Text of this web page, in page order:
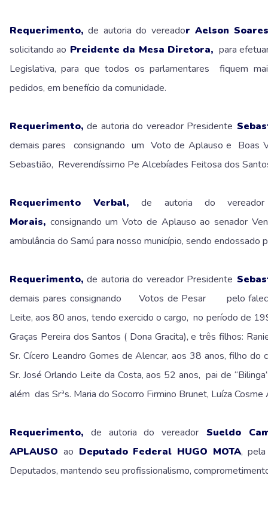
Requerimento,de autoria do vereador Aelson
solicitando ao Preidente da Mesa Diretora, para
Legislativa, para que todos os parlamentares fiquem
pedidos, em benefício da comunidade.
Requerimento,de autoria do vereador Presidente
demais pares
consignando um Voto de Aplauso e Boas
Sebastião, Reverendíssimo Pe Alcebíades Feitosa dos
Requerimento Verbal,de autoria do vereador
Morais, consignando um Voto de Aplauso ao senador
ambulância do Samú para nosso município, sendo
Requerimento,de autoria do vereador Presidente
demais pares consignando Votos de Pesar pelo
Leite, aos 80 anos, tendo exercido o cargo, no período de
Graças Pereira dos Santos ( Dona Gracita), e três filhos:
Sr. Cícero Leandro Gomes de Alencar, aos 38 anos, filho do
Sr. José Orlando Leite da Costa, aos 52 anos, pai de
além das Srªs. Maria do Socorro Firmino Brunet, Luíza Cosme
Requerimento, de autoria do vereador Sueldo
APLAUSO ao Deputado Federal HUGO MOTA,
Deputados, mantendo seu profissionalismo,